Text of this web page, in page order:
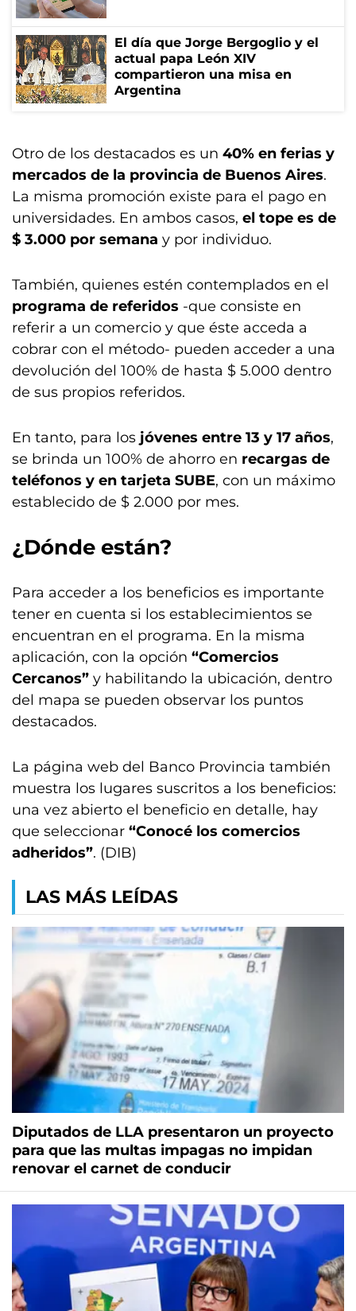
El día que Jorge Bergoglio y el
actual papa León XIV
compartieron una misa en
Argentina
Otro de los destacados es un 40% en ferias y
mercados de la provincia de Buenos Aires.
La misma promoción existe para el pago en
universidades. En ambos casos, el tope es de
$ 3.000 por semana y por individuo.
También, quienes estén contemplados en el
programa de referidos -que consiste en
referir a un comercio y que éste acceda a
cobrar con el método- pueden acceder a una
devolución del 100% de hasta $ 5.000 dentro
de sus propios referidos.
En tanto, para los jóvenes entre 13 y 17 años,
se brinda un 100% de ahorro en recargas de
teléfonos y en tarjeta SUBE, con un máximo
establecido de $ 2.000 por mes.
¿Dónde están?
Para acceder a los beneficios es importante
tener en cuenta si los establecimientos se
encuentran en el programa. En la misma
aplicación, con la opción “Comercios
Cercanos” y habilitando la ubicación, dentro
del mapa se pueden observar los puntos
destacados.
La página web del Banco Provincia también
muestra los lugares suscritos a los beneficios:
una vez abierto el beneficio en detalle, hay
que seleccionar “Conocé los comercios
adheridos”. (DIB)
LAS MÁS LEÍDAS
Diputados de LLA presentaron un proyecto
para que las multas impagas no impidan
renovar el carnet de conducir